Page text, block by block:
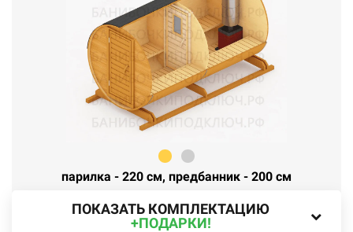
парилка - 220 см, предбанник - 200 см
ПОКАЗАТЬ КОМПЛЕКТАЦИЮ
+ПОДАРКИ!